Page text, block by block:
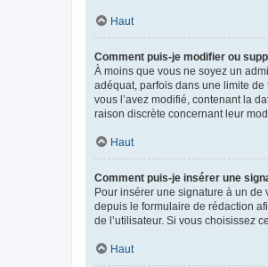
Haut
Comment puis-je modifier ou
À moins que vous ne soyez un
adéquat, parfois dans une limite
vous l’avez modifié, contenant la
raison discrète concernant leur
Haut
Comment puis-je insérer une
Pour insérer une signature à un de
depuis le formulaire de rédaction
de l’utilisateur. Si vous choisissez
Haut